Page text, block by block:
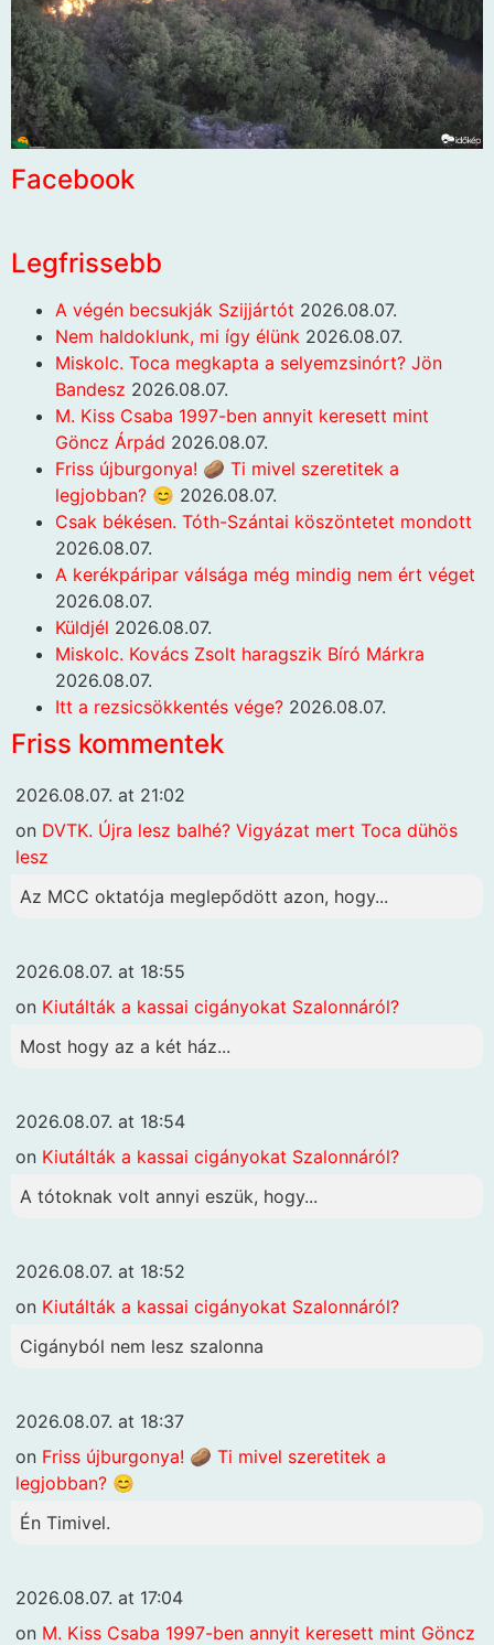
Facebook
Legfrissebb
A végén becsukják Szijjártót 2026.08.07.
Nem haldoklunk, mi így élünk 2026.08.07.
Miskolc. Toca megkapta a selyemzsinórt? Jön
Bandesz 2026.08.07.
M. Kiss Csaba 1997-ben annyit keresett mint
Göncz Árpád 2026.08.07.
Friss újburgonya! 🥔 Ti mivel szeretitek a
legjobban? 😊 2026.08.07.
Csak békésen. Tóth-Szántai köszöntetet mondott
2026.08.07.
A kerékpáripar válsága még mindig nem ért véget
2026.08.07.
Küldjél 2026.08.07.
Miskolc. Kovács Zsolt haragszik Bíró Márkra
2026.08.07.
Itt a rezsicsökkentés vége? 2026.08.07.
Friss kommentek
2026.08.07. at 21:02
on DVTK. Újra lesz balhé? Vigyázat mert Toca dühös
lesz
Az MCC oktatója meglepődött azon, hogy...
2026.08.07. at 18:55
on Kiutálták a kassai cigányokat Szalonnáról?
Most hogy az a két ház...
2026.08.07. at 18:54
on Kiutálták a kassai cigányokat Szalonnáról?
A tótoknak volt annyi eszük, hogy...
2026.08.07. at 18:52
on Kiutálták a kassai cigányokat Szalonnáról?
Cigányból nem lesz szalonna
2026.08.07. at 18:37
on Friss újburgonya! 🥔 Ti mivel szeretitek a
legjobban? 😊
Én Timivel.
2026.08.07. at 17:04
on M. Kiss Csaba 1997-ben annyit keresett mint Göncz